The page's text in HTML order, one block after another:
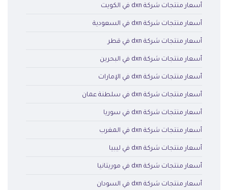
أسعار منتجات شركة dxn في الكويت
أسعار منتجات شركة dxn في السعودية
أسعار منتجات شركة dxn في قطر
أسعار منتجات شركة dxn في البحرين
أسعار منتجات شركة dxn في الإمارات
أسعار منتجات شركة dxn في سلطنة عمان
أسعار منتجات شركة dxn في سوريا
أسعار منتجات شركة dxn في المغرب
أسعار منتجات شركة dxn في ليبيا
أسعار منتجات شركة dxn في موريتانيا
أسعار منتجات شركة dxn في السودان